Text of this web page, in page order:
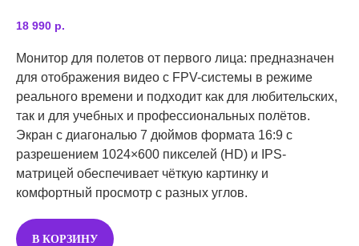
18 990 р.
Монитор для полетов от первого лица: предназначен
для отображения видео с FPV-системы в режиме
реального времени и подходит как для любительских,
так и для учебных и профессиональных полётов.
Экран с диагональю 7 дюймов формата 16:9 с
разрешением 1024×600 пикселей (HD) и IPS-
матрицей обеспечивает чёткую картинку и
комфортный просмотр с разных углов.
В КОРЗИНУ